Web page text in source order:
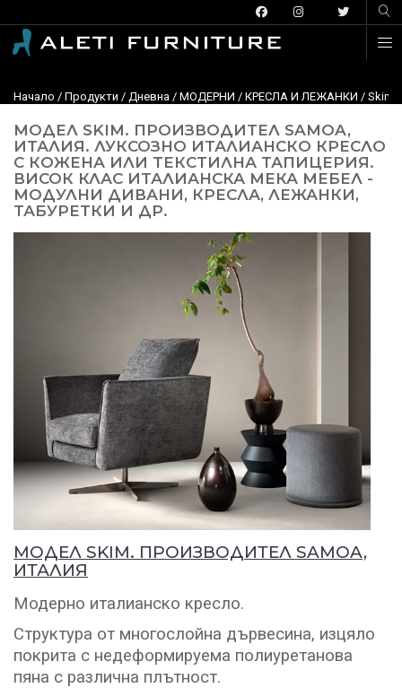
Начало / Продукти / Дневна / МОДЕРНИ / КРЕСЛА И ЛЕЖАНКИ / Skim,
МОДЕЛ SKIM. ПРОИЗВОДИТЕЛ SAMOA,
ИТАЛИЯ. ЛУКСОЗНО ИТАЛИАНСКО КРЕСЛО
С КОЖЕНА ИЛИ ТЕКСТИЛНА ТАПИЦЕРИЯ.
ВИСОК КЛАС ИТАЛИАНСКА МЕКА МЕБЕЛ -
МОДУЛНИ ДИВАНИ, КРЕСЛА, ЛЕЖАНКИ,
ТАБУРЕТКИ И ДР.
МОДЕЛ SKIM. ПРОИЗВОДИТЕЛ SAMOA,
ИТАЛИЯ
Модерно италианско кресло.
Структура от многослойна дървесина, изцяло
покрита с недеформируема полиуретанова
пяна с различна плътност.